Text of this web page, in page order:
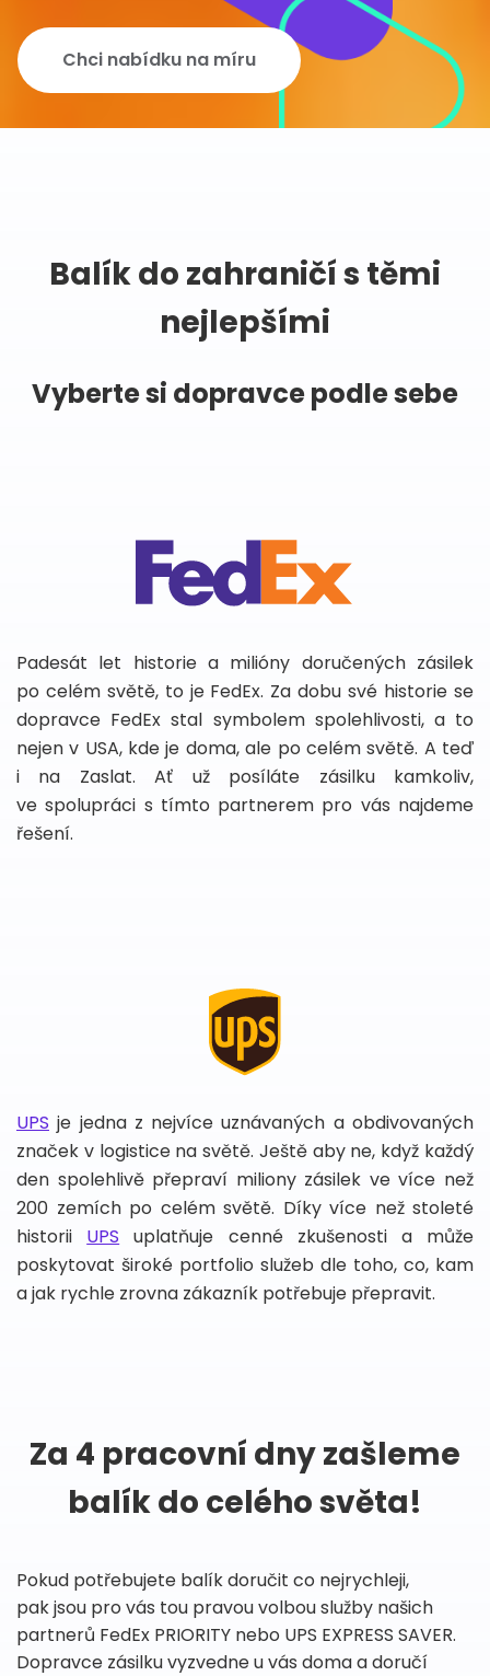
Chci nabídku na míru
Balík do zahraničí s těmi
nejlepšími
Vyberte si dopravce podle sebe
Padesát let historie a milióny doručených zásilek
po celém světě, to je FedEx. Za dobu své historie se
dopravce FedEx stal symbolem spolehlivosti, a to
nejen v USA, kde je doma, ale po celém světě. A teď
i na Zaslat. Ať už posíláte zásilku kamkoliv,
ve spolupráci s tímto partnerem pro vás najdeme
řešení.
UPS je jedna z nejvíce uznávaných a obdivovaných
značek v logistice na světě. Ještě aby ne, když každý
den spolehlivě přepraví miliony zásilek ve více než
200 zemích po celém světě. Díky více než stoleté
historii UPS uplatňuje cenné zkušenosti a může
poskytovat široké portfolio služeb dle toho, co, kam
a jak rychle zrovna zákazník potřebuje přepravit.
Za 4 pracovní dny zašleme
balík do celého světa!
Pokud potřebujete balík doručit co nejrychleji,
pak jsou pro vás tou pravou volbou služby našich
partnerů FedEx PRIORITY nebo UPS EXPRESS SAVER.
Dopravce zásilku vyzvedne u vás doma a doručí